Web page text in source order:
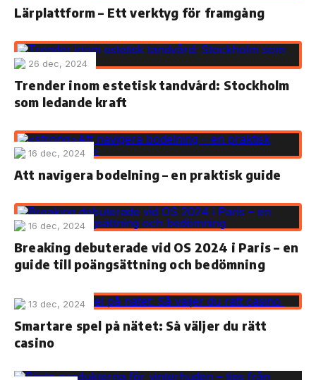
Lärplattform – Ett verktyg för framgång
26 dec, 2024
Trender inom estetisk tandvård: Stockholm
som ledande kraft
16 dec, 2024
Att navigera bodelning – en praktisk guide
16 dec, 2024
Breaking debuterade vid OS 2024 i Paris – en
guide till poängsättning och bedömning
13 dec, 2024
Smartare spel på nätet: Så väljer du rätt
casino